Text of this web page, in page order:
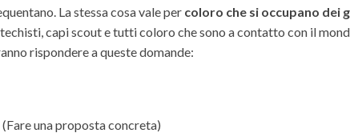
La stessa cosa vale per coloro che si occupano dei
capi scout e tutti coloro che sono a contatto con il
rispondere a queste domande:
una proposta concreta)